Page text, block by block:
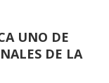
UNO DE
DE LA